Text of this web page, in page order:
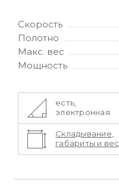
Скорость
Полотно
Макс. вес
Мощность
есть,
электронная
Складывание,
габариты и вес